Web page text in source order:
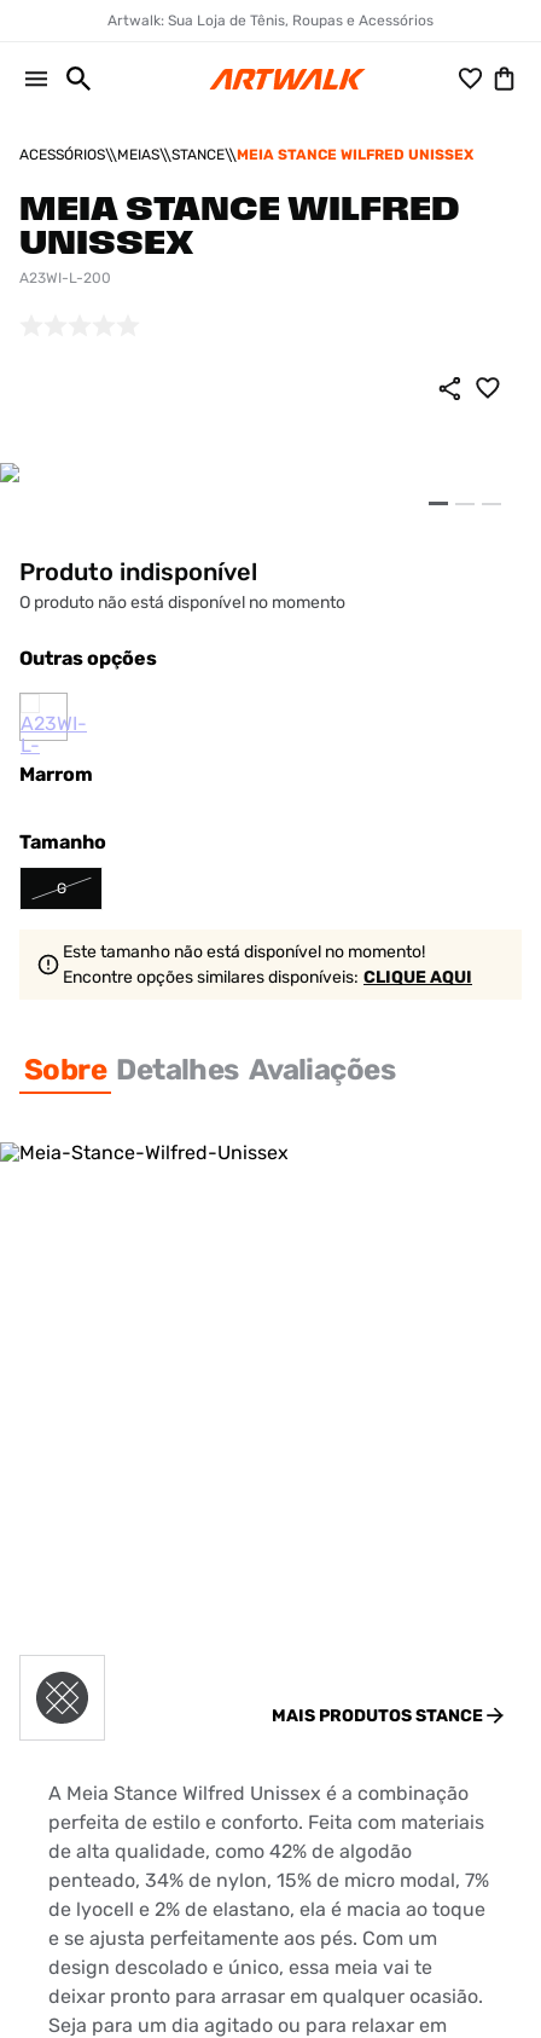
Artwalk: Sua Loja de Tênis, Roupas e Acessórios
ACESSÓRIOS MEIAS STANCE MEIA STANCE WILFRED UNISSEX
MEIA STANCE WILFRED
UNISSEX
A23WI-L-200
Produto indisponível
O produto não está disponível no momento
Outras opções
Marrom
Tamanho
G
Este tamanho não está disponível no momento!
Encontre opções similaresdisponíveis: CLIQUE AQUI
Sobre Detalhes Avaliações
MAIS PRODUTOSSTANCE
A Meia Stance Wilfred Unissex é a combinação
perfeita de estilo e conforto. Feita com materiais
de alta qualidade, como 42% de algodão
penteado, 34% de nylon, 15% de micro modal, 7%
de lyocell e 2% de elastano, ela é macia ao toque
e se ajusta perfeitamente aos pés. Com um
design descolado e único, essa meia vai te
deixar pronto para arrasar em qualquer ocasião.
Seja para um dia agitado ou para relaxar em